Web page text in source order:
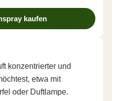
kaufen
konzentrierter und
etwa mit
oder Duftlampe.